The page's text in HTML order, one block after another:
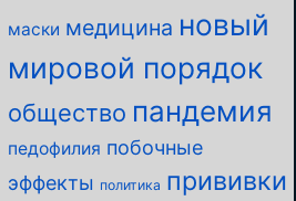
маски медицина новый
мировой порядок
общество пандемия
педофилия побочные
эффекты политика прививки